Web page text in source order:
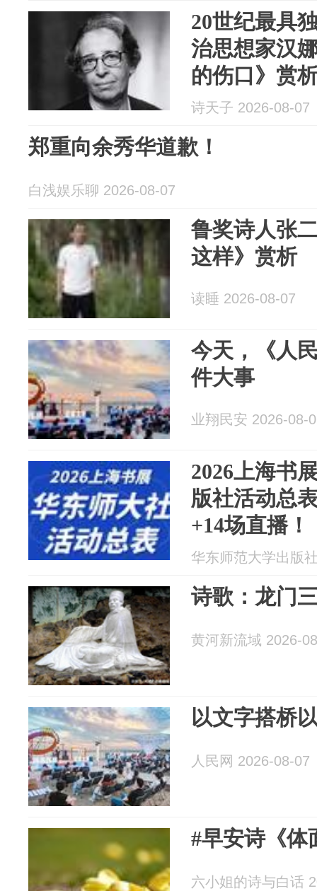
20世纪最具
治思想家汉
的伤口》赏
诗天子 2026-08-07
郑重向余秀华道歉！
白浅娱乐聊 2026-08-07
鲁奖诗人张
这样》赏析
读睡 2026-08-07
今天，《人
件大事
业翔民安 2026-08-
2026上海书
版社活动总
+14场直播
华东师范大学出版
诗歌：龙门
黄河新流域 2026-
以文字搭桥
人民网 2026-08-07
#早安诗《体
六小姐的诗与白话